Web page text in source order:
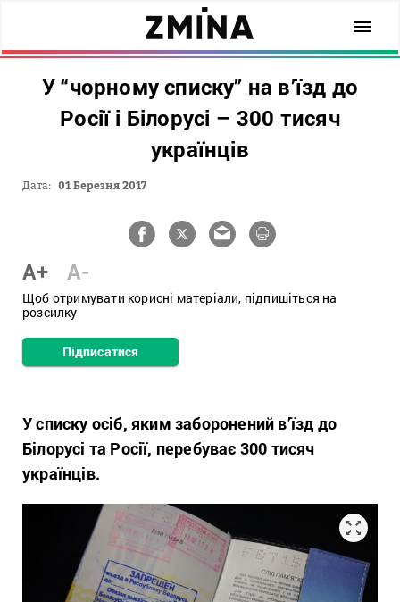
У “чорному списку” на в’їзд до
Росії і Білорусі – 300 тисяч
українців
Дата: 01 Березня 2017
A+ A-
Щоб отримувати корисні матеріали, підпишіться на
розсилку
Підписатися
У списку осіб, яким заборонений в’їзд до
Білорусі та Росії, перебуває 300 тисяч
українців.